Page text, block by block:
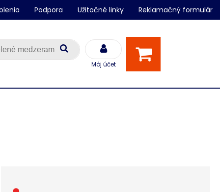
Môj účet
Podpora Užitočné linky Reklamačný formulár